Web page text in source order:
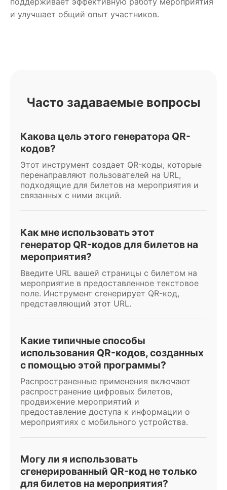
и улучшает общий опыт участников.
Часто задаваемые вопросы
Какова цель этого генератора QR-
кодов?
Этот инструмент создает QR-коды, которые
перенаправляют пользователей на URL,
подходящие для билетов на мероприятия и
связанных с ними акций.
Как мне использовать этот
генератор QR-кодов для билетов на
мероприятия?
Введите URL вашей страницы с билетом на
мероприятие в предоставленное текстовое
поле. Инструмент сгенерирует QR-код,
представляющий этот URL.
Какие типичные способы
использования QR-кодов, созданных
с помощью этой программы?
Распространенные применения включают
распространение цифровых билетов,
продвижение мероприятий и
предоставление доступа к информации о
мероприятиях с мобильного устройства.
Могу ли я использовать
сгенерированный QR-код не только
для билетов на мероприятия?